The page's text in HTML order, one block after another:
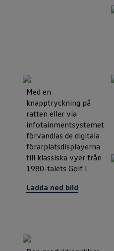
Med en
knapptryckning på
ratten eller via
infotainmentsystemet
förvandlas de digitala
förarplatsdisplayerna
till klassiska vyer från
1980-talets Golf I.
Ladda ned bild